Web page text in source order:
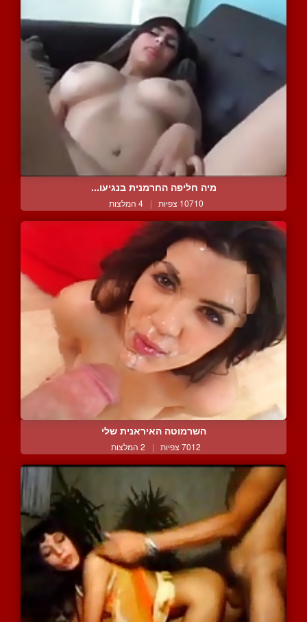
מיה חליפה החרמנית בנגיעו...
10710 צפיות | 4 המלצות
השרמוטה האיראנית שלי
7012 צפיות | 2 המלצות